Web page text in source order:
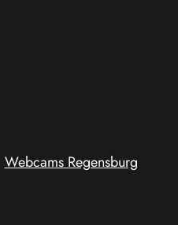
Webcams Regensburg